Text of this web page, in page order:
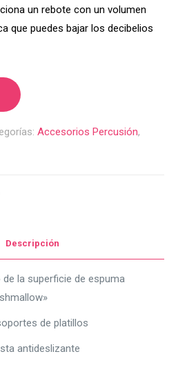
un rebote con un volumen
que puedes bajar los decibelios
Accesorios Percusión,
Descripción
la superficie de espuma
de platillos
antideslizante